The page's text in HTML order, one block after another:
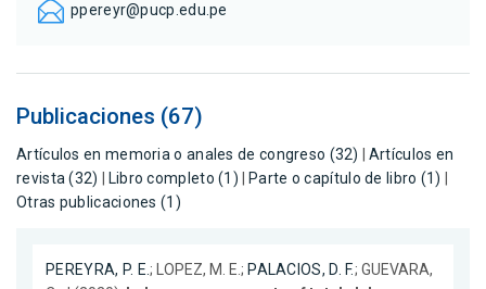
ppereyr@pucp.edu.pe
Publicaciones (67)
Artículos en memoria o anales de congreso (32)
Artículos en
revista (32)
Libro completo (1) Parte o capítulo de libro (1)
Otras publicaciones (1)
PEREYRA, P. E.; LOPEZ, M. E.; PALACIOS, D. F.; GUEVARA,